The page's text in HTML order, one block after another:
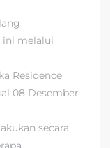
ini melalui
Residence
08 Desember
secara